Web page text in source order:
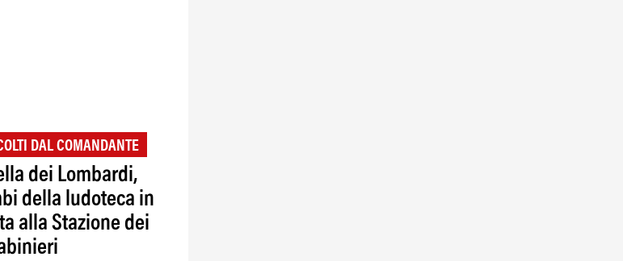
DAL COMANDANTE
dei Lombardi,
della ludoteca in
alla Stazione dei